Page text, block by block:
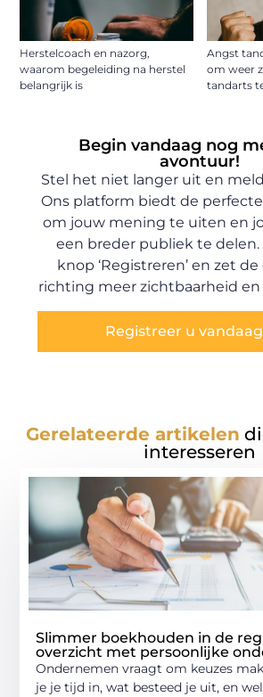
Herstelcoach en nazorg,
waarom begeleiding na herstel
belangrijk is
Angst
om weer
tandarts
Begin vandaag nog
avontuur!
Stel het niet langer uit en
Ons platform biedt de
om jouw mening te uiten en
een breder publiek te delen.
knop ‘Registreren’ en zet
richting meer zichtbaarheid
Registreer u
Gerelateerde artikelen
interesseren
Slimmer boekhouden in de
overzicht met persoonlijke
Ondernemen vraagt om keuzes
je je tijd in, wat besteed je uit, en